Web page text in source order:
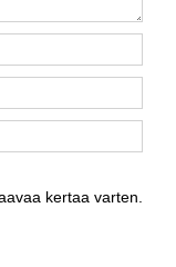
kertaa varten.